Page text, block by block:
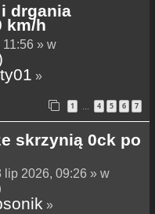
drgania
km/h
11:56 » w
»
1 … 4 5 6 7
skrzynią 0ck po
lip 2026, 09:26 » w
»